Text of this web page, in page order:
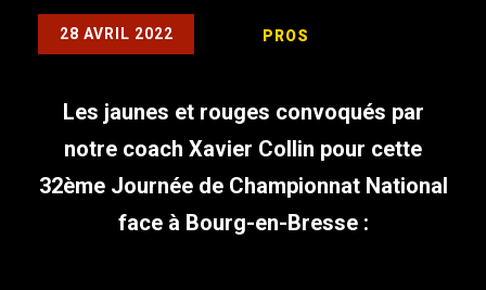
28 AVRIL 2022 PROS
Les jaunes et rouges convoqués par
notre coach Xavier Collin pour cette
32ème Journée de Championnat National
face à Bourg-en-Bresse :